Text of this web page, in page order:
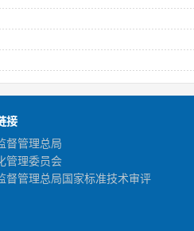
接
督管理总局
管理委员会
督管理总局国家标准技术审评